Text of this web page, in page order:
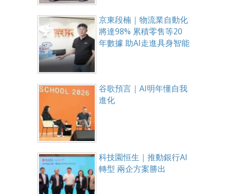
京東段楠｜物流業自動化
將達98% 累積零售等20
年數據 助AI走進具身智能
谷歌預言｜AI明年懂自我
進化
科技園恒生｜推動銀行AI
轉型 兩企方案勝出